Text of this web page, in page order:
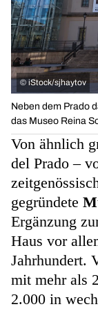
© iStock/sjhaytov
Neben dem Prado
das Museo Reina
Von ähnlich
del Prado –
gegründete
Ergänzung
Haus vor
Jahrhundert.
mit mehr als
2.000 in